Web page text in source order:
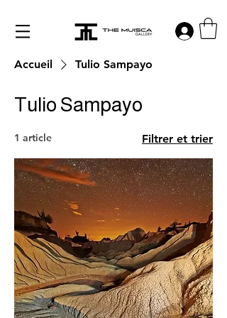
Log in
Accueil Tulio Sampayo
Tulio Sampayo
1 article Filtrer et trier